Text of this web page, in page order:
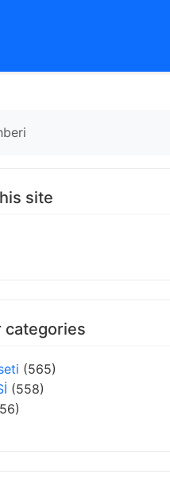
site
categories
(565)
(558)